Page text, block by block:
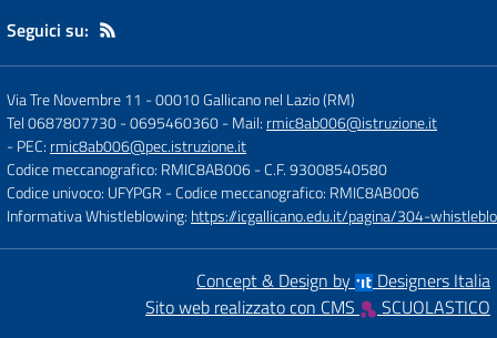
Seguici su:
Via Tre Novembre 11 -00010 Gallicano nel Lazio (RM)
Tel 0687807730 - 0695460360- Mail: rmic8ab006@istruzione.it
- PEC: rmic8ab006@pec.istruzione.it
Codice meccanografico: RMIC8AB006- C.F. 93008540580
Codice univoco: UFYPGR - Codice meccanografico: RMIC8AB006
Informativa Whistleblowing: https://icgallicano.edu.it/pagina/304-
Concept & Design by
Designers Italia
Sito web realizzato con CMS
SCUOLASTICO